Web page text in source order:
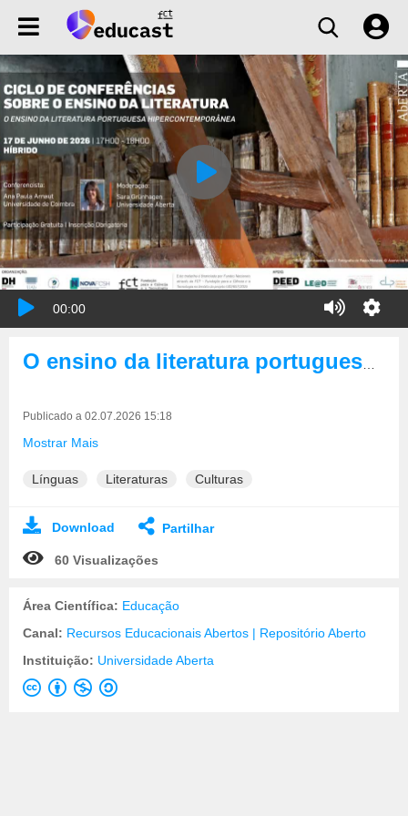
00:00
Publicado a 02.07.2026 15:18
Mostrar Mais
Línguas Literaturas Culturas
Download Partilhar
60 Visualizações
Área Científica: Educação
Canal: Recursos Educacionais Abertos | Repositório Aberto
Instituição: Universidade Aberta